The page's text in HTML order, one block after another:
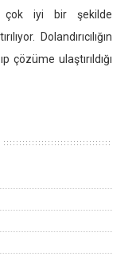
çok iyi bir şekilde
Dolandırıcılığın
çözüme ulaştırıldığı